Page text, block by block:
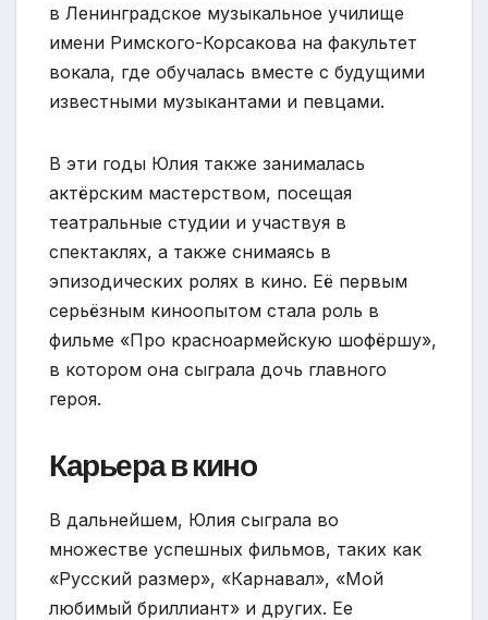
в Ленинградское музыкальное училище
имени Римского-Корсакова на факультет
вокала, где обучалась вместе с будущими
известными музыкантами и певцами.
В эти годы Юлия также занималась
актёрским мастерством, посещая
театральные студии и участвуя в
спектаклях, а также снимаясь в
эпизодических ролях в кино. Её первым
серьёзным киноопытом стала роль в
фильме «Про красноармейскую шофёршу»,
в котором она сыграла дочь главного
героя.
Карьера в кино
В дальнейшем, Юлия сыграла во
множестве успешных фильмов, таких как
«Русский размер», «Карнавал», «Мой
любимый бриллиант» и других. Ее